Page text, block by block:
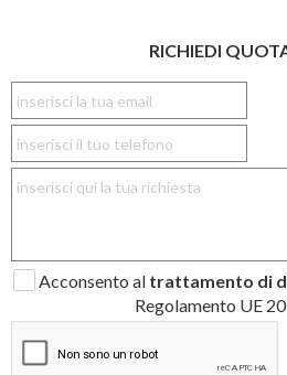
RICHIEDI
Acconsento al trattamento di
Regolamento UE